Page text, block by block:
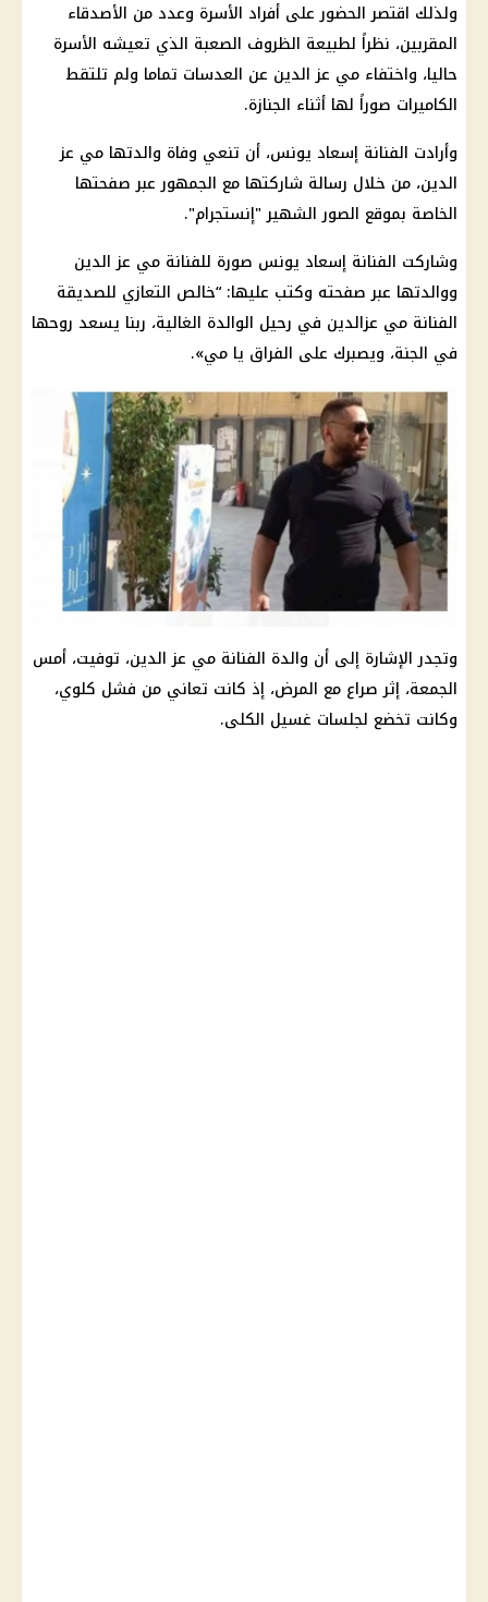
ولذلك اقتصر الحضور على أفراد الأسرة وعدد من الأصدقاء
المقربين، نظراً لطبيعة الظروف الصعبة الذي تعيشه الأسرة
حاليا، واختفاء مي عز الدين عن العدسات تماما ولم تلتقط
الكاميرات صوراً لها أثناء الجنازة.
وأرادت الفنانة إسعاد يونس، أن تنعي وفاة والدتها مي عز
الدين، من خلال رسالة شاركتها مع الجمهور عبر صفحتها
الخاصة بموقع الصور الشهير "إنستجرام".
وشاركت الفنانة إسعاد يونس صورة للفنانة مي عز الدين
ووالدتها عبر صفحته وكتب عليها: “خالص التعازي للصديقة
الفنانة مي عزالدين في رحيل الوالدة الغالية، ربنا يسعد روحها
في الجنة، ويصبرك على الفراق يا مي».
وتجدر الإشارة إلى أن والدة الفنانة مي عز الدين، توفيت، أمس
الجمعة، إثر صراع مع المرض، إذ كانت تعاني من فشل كلوي،
وكانت تخضع لجلسات غسيل الكلى.